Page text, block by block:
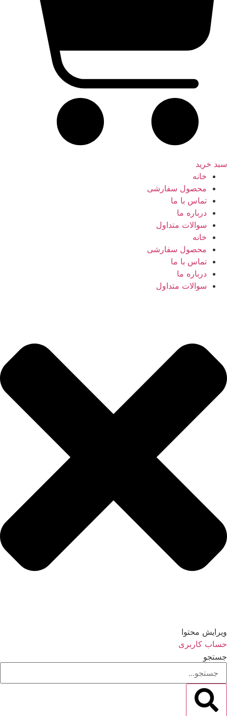
سبد خرید
خانه
محصول سفارشی
تماس با ما
درباره ما
سوالات متداول
خانه
محصول سفارشی
تماس با ما
درباره ما
سوالات متداول
ویرایش محتوا
حساب کاربری
جستجو